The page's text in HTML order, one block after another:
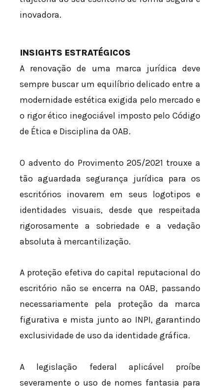
inovadora.
INSIGHTS ESTRATÉGICOS
A renovação de uma marca jurídica deve
sempre buscar um equilíbrio delicado entre a
modernidade estética exigida pelo mercado e
o rigor ético inegociável imposto pelo Código
de Ética e Disciplina da OAB.
O advento do Provimento 205/2021 trouxe a
tão aguardada segurança jurídica para os
escritórios inovarem em seus logotipos e
identidades visuais, desde que respeitada
rigorosamente a sobriedade e a vedação
absoluta à mercantilização.
A proteção efetiva do capital reputacional do
escritório não se encerra na OAB, passando
necessariamente pela proteção da marca
figurativa e mista junto ao INPI, garantindo
exclusividade de uso da identidade gráfica.
A legislação federal aplicável proíbe
severamente o uso de nomes fantasia para